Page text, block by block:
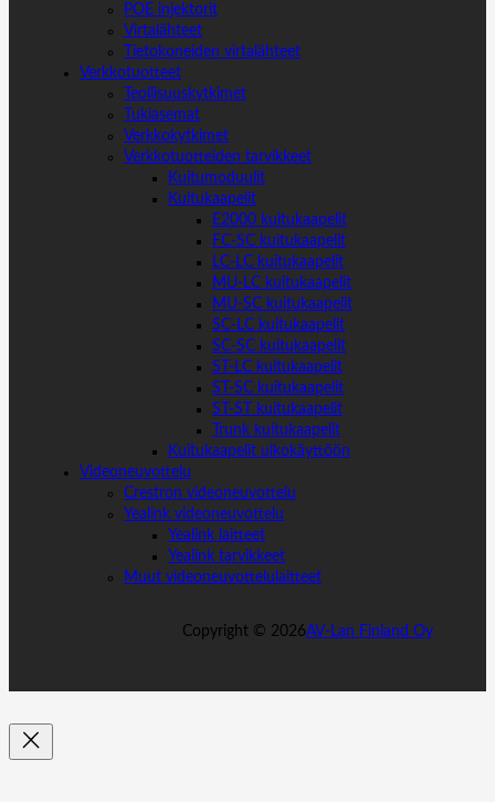
POE injektorit
Virtalähteet
Tietokoneiden virtalähteet
Verkkotuotteet
Teollisuuskytkimet
Tukiasemat
Verkkokytkimet
Verkkotuotteiden tarvikkeet
Kuitumoduulit
Kuitukaapelit
E2000 kuitukaapelit
FC-SC kuitukaapelit
LC-LC kuitukaapelit
MU-LC kuitukaapelit
MU-SC kuitukaapelit
SC-LC kuitukaapelit
SC-SC kuitukaapelit
ST-LC kuitukaapelit
ST-SC kuitukaapelit
ST-ST kuitukaapelit
Trunk kuitukaapelit
Kuitukaapelit ulkokäyttöön
Videoneuvottelu
Crestron videoneuvottelu
Yealink videoneuvottelu
Yealink laitteet
Yealink tarvikkeet
Muut videoneuvottelulaitteet
Copyright © 2026AV-Lan Finland Oy